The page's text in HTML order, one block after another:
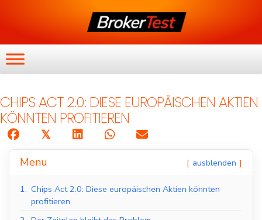
CHIPS ACT 2.0: DIESE EUROPÄISCHEN AKTIEN
KÖNNTEN PROFITIEREN
𝕏
Menu ausblenden
1. Chips Act 2.0: Diese europäischen Aktien könnten
profitieren